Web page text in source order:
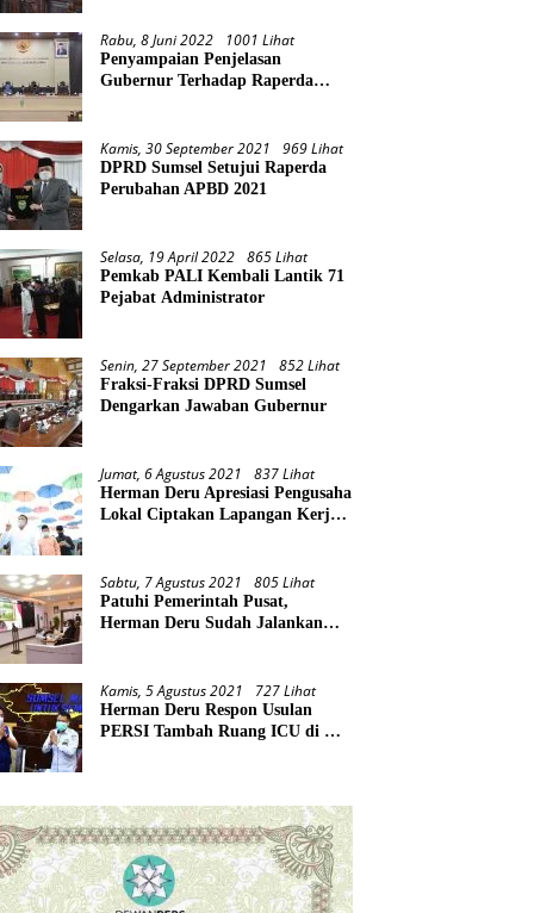
Rabu, 8 Juni 2022 1001 Lihat
Penyampaian Penjelasan
Gubernur Terhadap Raperda
Kamis, 30 September 2021 969 Lihat
DPRD Sumsel Setujui Raperda
Perubahan APBD 2021
Selasa, 19 April 2022 865 Lihat
Pemkab PALI Kembali Lantik 71
Pejabat Administrator
Senin, 27 September 2021 852 Lihat
Fraksi-Fraksi DPRD Sumsel
Dengarkan Jawaban Gubernur
Jumat, 6 Agustus 2021 837 Lihat
Herman Deru Apresiasi Pengusaha
Lokal Ciptakan Lapangan Kerja
Sabtu, 7 Agustus 2021 805 Lihat
Patuhi Pemerintah Pusat,
Herman Deru Sudah Jalankan
Kamis, 5 Agustus 2021 727 Lihat
Herman Deru Respon Usulan
PERSI Tambah Ruang ICU di RS